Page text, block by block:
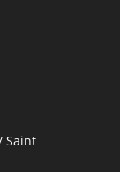
Saint